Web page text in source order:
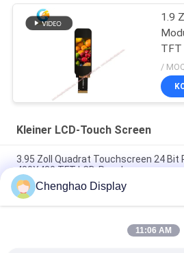
1.9
TFT
/
Kleiner LCD-Touch Screen
3.95 Zoll Quadrat Touchscreen 24 Bit
480X480 TFT LCD-Panel
3 Zoll Farb-Touchscreen-Display
LCD-Modul
5.5 Zoll Kleiner LCD-Touchscreen
Chenghao Display
11:06 AM